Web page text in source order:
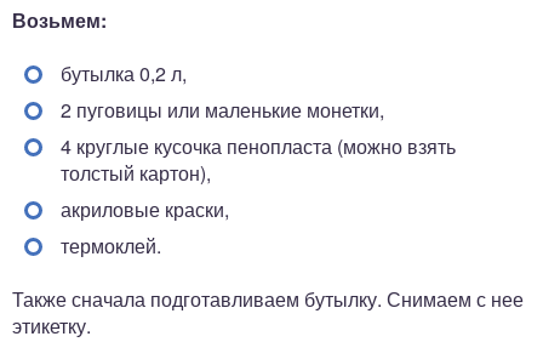
Возьмем:
бутылка 0,2 л,
2 пуговицы или маленькие монетки,
4 круглые кусочка пенопласта (можно взять
толстый картон),
акриловые краски,
термоклей.
Также сначала подготавливаем бутылку. Снимаем с нее
этикетку.